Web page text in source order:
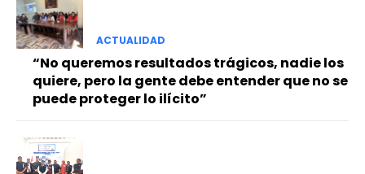
━ Planes
ACTUALIDAD
“No queremos resultados trágicos, nadie los
quiere, pero la gente debe entender que no se
puede proteger lo ilícito”